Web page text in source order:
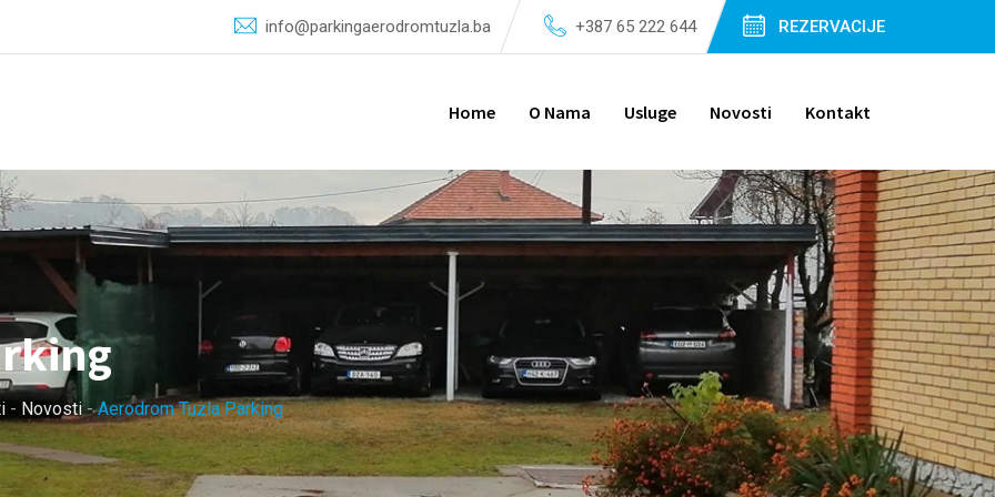
info@parkingaerodromtuzla.ba +387 65 222 644 REZERVACIJE
Home O Nama Usluge Novosti Kontakt
- Novosti-Aerodrom Tuzla Parking